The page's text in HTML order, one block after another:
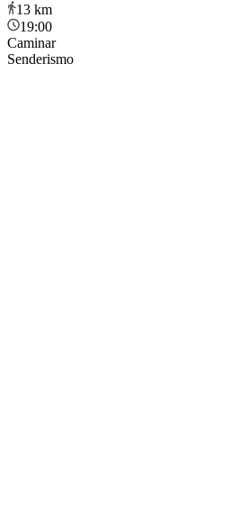
13 km
19:00
Caminar
Senderismo